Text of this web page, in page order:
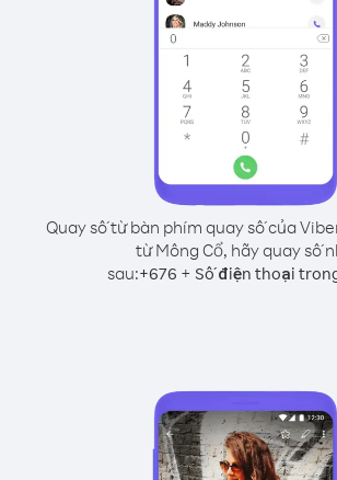
Quay số từ bàn phím quay số của
từ Mông Cổ, hãy quay số
sau:+676 + Số điện thoại